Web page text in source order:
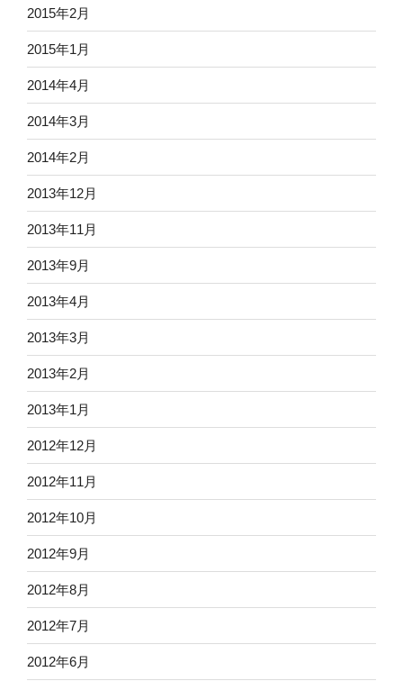
2015年2月
2015年1月
2014年4月
2014年3月
2014年2月
2013年12月
2013年11月
2013年9月
2013年4月
2013年3月
2013年2月
2013年1月
2012年12月
2012年11月
2012年10月
2012年9月
2012年8月
2012年7月
2012年6月